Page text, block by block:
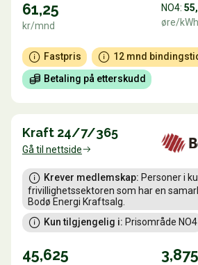
61,25
kr/mnd
NO4:
øre/kWh
Fastpris
12 mnd
Betaling på etterskudd
Kraft 24/7/365
Gå til nettside
Krever medlemskap: Personer i
frivillighetssektoren som har en
Bodø Energi Kraftsalg.
Kun tilgjengelig i: Prisområde NO4
45,625 3,875